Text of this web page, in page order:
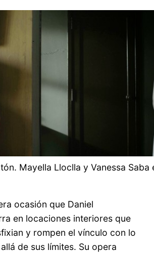
Mayella Lloclla y Vanessa Saba
ocasión que Daniel
en locaciones interiores que
y rompen el vínculo con lo
de sus límites. Su opera